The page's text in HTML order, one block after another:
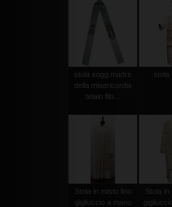
stola sogg.madre
della misericordia
telaio filo...
stola
Stola in misto lino
gigliuccio a mano
Stola in